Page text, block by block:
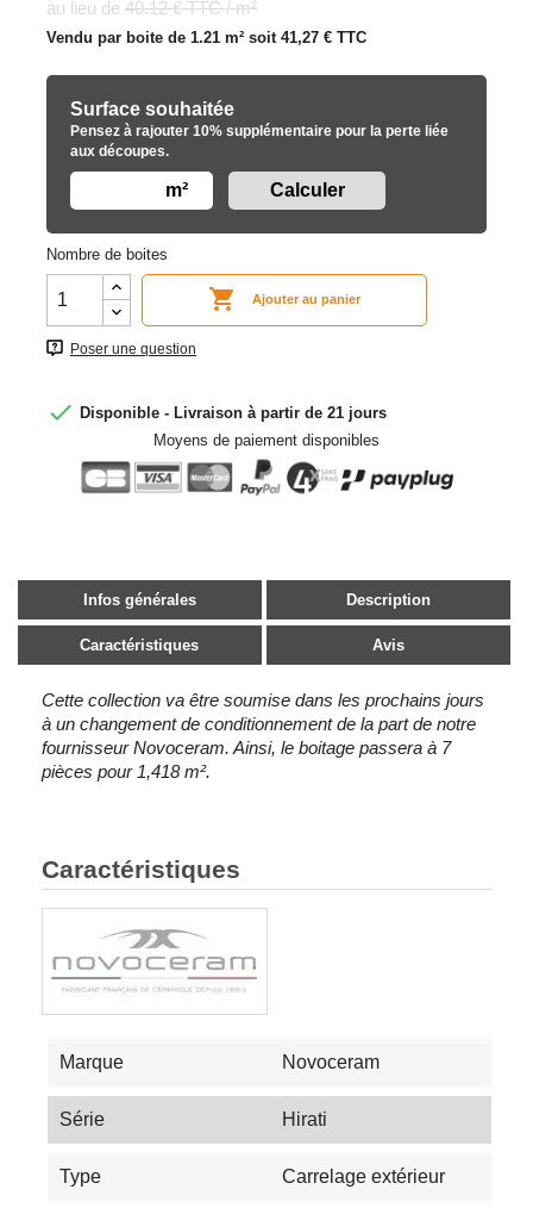
au lieu de 40.12 € TTC / m²
Vendu par boite de 1.21 m² soit 41,27 € TTC
Surface souhaitée
Pensez à rajouter 10% supplémentaire pour la perte liée
aux découpes.
m²
Nombre de boites
 Ajouter au panier
Poser une question
 Disponible - Livraison à partir de 21 jours
Moyens de paiement disponibles
Infos générales Description
Caractéristiques Avis
Cette collection va être soumise dans les prochains jours
à un changement de conditionnement de la part de notre
fournisseur Novoceram. Ainsi, le boitage passera à 7
pièces pour 1,418 m².
Caractéristiques
Marque Novoceram
Série Hirati
Type Carrelage extérieur